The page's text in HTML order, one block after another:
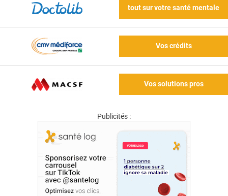
tout sur votre santé mentale
Vos crédits
Vos solutions pros
Publicités :